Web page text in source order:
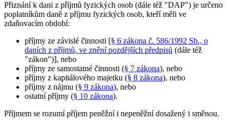
Přiznání k dani z příjmů fyzických osob (dále též "DAP") je určeno
poplatníkům daně z příjmu fyzických osob, kteří měli ve
zdaňovacím období:
příjmy ze závislé činnosti [§ 6 zákona č. 586/1992 Sb., o
daních z příjmů, ve znění pozdějších předpisů (dále též
"zákon")], nebo
příjmy ze samostatné činnosti (§ 7 zákona), nebo
příjmy z kapitálového majetku (§ 8 zákona), nebo
příjmy z nájmu (§ 9 zákona), nebo
ostatní příjmy (§ 10 zákona).
Příjmem se rozumí příjem peněžní i nepeněžní dosažený i směnou.